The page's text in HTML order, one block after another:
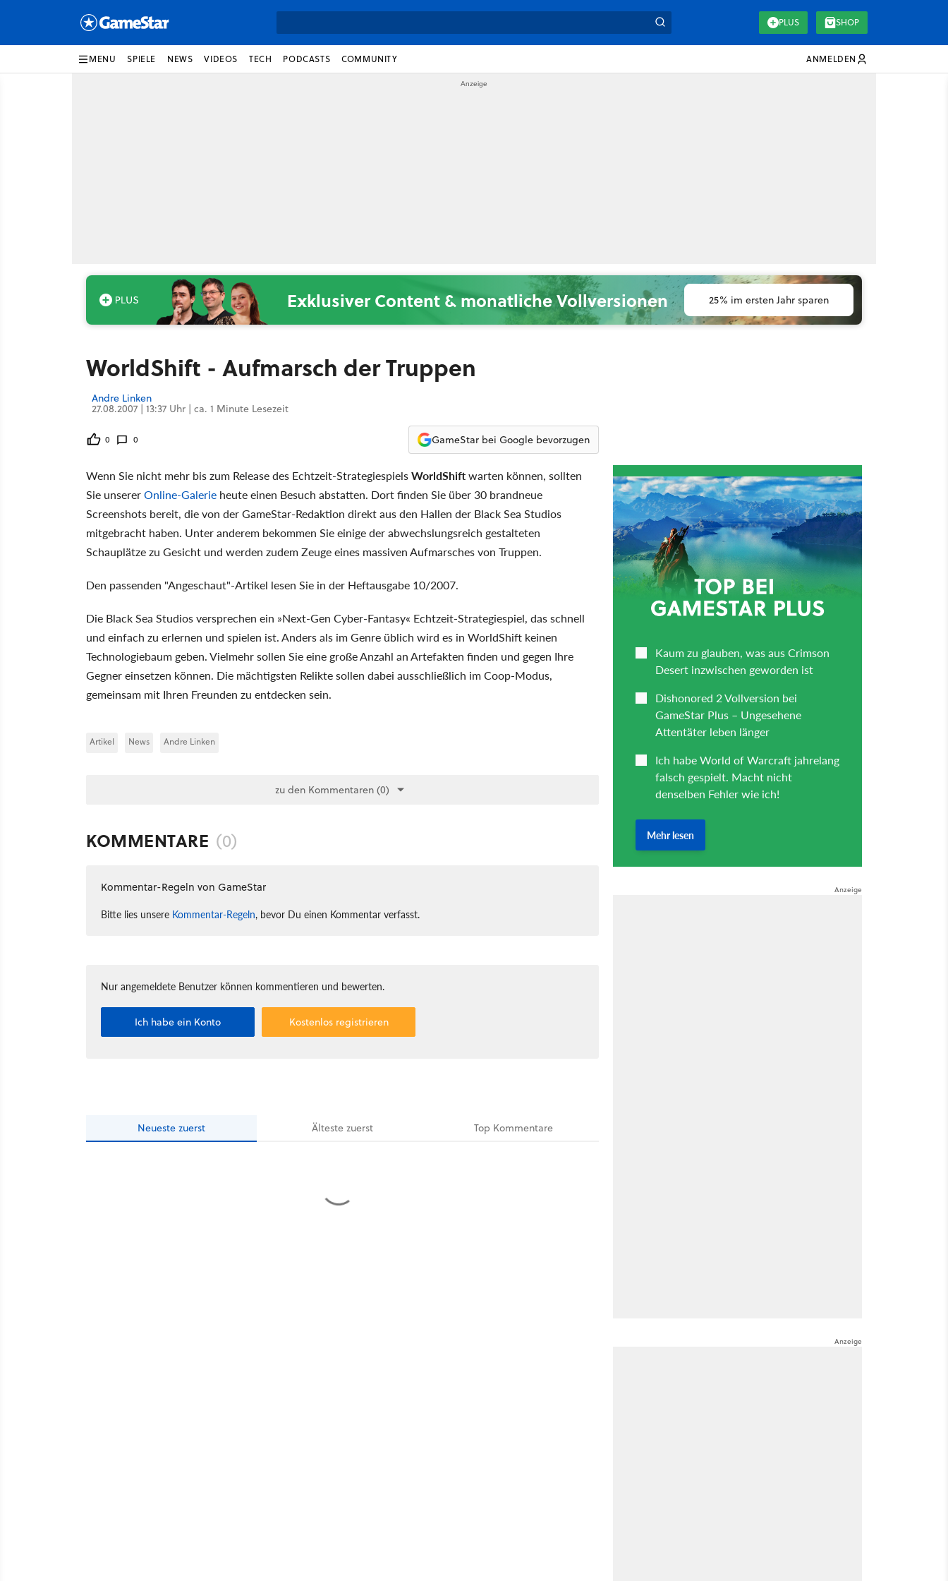
PLUS SHOP
MENU SPIELE NEWS VIDEOS TECH PODCASTS COMMUNITY ANMELDEN
Exklusiver Content & monatliche Vollversionen 25% im ersten Jahr sparen
WorldShift - Aufmarsch der Truppen
Andre Linken
27.08.2007 | 13:37 Uhr | ca. 1 Minute Lesezeit
0 0 GameStar bei Google bevorzugen
Wenn Sie nicht mehr bis zum Release des Echtzeit-StrategiespielsWorldShiftwarten können, sollten
Sie unsererOnline-Galerie heute einen Besuch abstatten. Dort finden Sie über 30 brandneue
Screenshots bereit, die von der GameStar-Redaktion direkt aus den Hallen der Black Sea Studios
mitgebracht haben. Unter anderem bekommen Sie einige der abwechslungsreich gestalteten
Schauplätze zu Gesicht und werden zudem Zeuge eines massiven Aufmarsches von Truppen.
Den passenden "Angeschaut"-Artikel lesen Sie in der Heftausgabe 10/2007.
Die Black Sea Studios versprechen ein »Next-Gen Cyber-Fantasy« Echtzeit-Strategiespiel, das schnell
und einfach zu erlernen und spielen ist. Anders als im Genre üblich wird es in WorldShift keinen
Technologiebaum geben. Vielmehr sollen Sie eine große Anzahl an Artefakten finden und gegen Ihre
Gegner einsetzen können. Die mächtigsten Relikte sollen dabei ausschließlich im Coop-Modus,
gemeinsam mit Ihren Freunden zu entdecken sein.
Artikel News Andre Linken
zu den Kommentaren (0)
KOMMENTARE (0)
Kommentar-Regeln von GameStar
Bitte lies unsere Kommentar-Regeln, bevor Du einen Kommentar verfasst.
Nur angemeldete Benutzer können kommentieren und bewerten.
Ich habe ein Konto Kostenlos registrieren
Neueste zuerst Ältestezuerst Top Kommentare